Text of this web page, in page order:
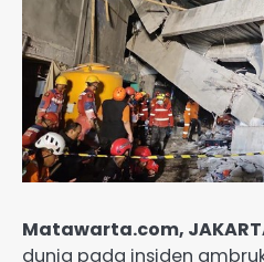
Matawarta.com,
dunia pada insiden